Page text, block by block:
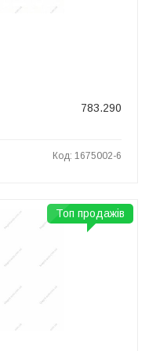
783.290
Код: 1675002-6
Топ продажів